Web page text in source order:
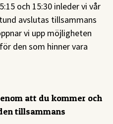
och 15:30 inleder vi vår
avslutas tillsammans
vi upp möjligheten
den som hinner vara
att du kommer och
tillsammans